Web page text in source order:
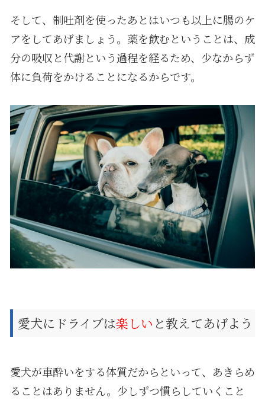
そして、制吐剤を使ったあとはいつも以上に腸のケ
アをしてあげましょう。薬を飲むということは、成
分の吸収と代謝という過程を経るため、少なからず
体に負荷をかけることになるからです。
愛犬にドライブは楽しい と教えてあげよう
愛犬が車酔いをする体質だからといって、あきらめ
ることはありません。少しずつ慣らしていくこと